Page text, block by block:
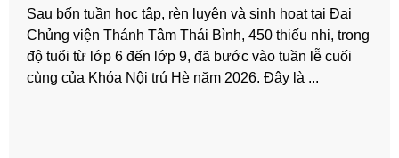
và trưởng thành
Sau bốn tuần học tập, rèn luyện và sinh hoạt tại Đại
Chủng viện Thánh Tâm Thái Bình, 450 thiếu nhi, trong
độ tuổi từ lớp 6 đến lớp 9, đã bước vào tuần lễ cuối
cùng của Khóa Nội trú Hè năm 2026. Đây là ...